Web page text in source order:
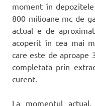
moment în
800 milioane mc de
actual e de
acoperit în cea mai
care este de aproape
completata prin
curent.
La momentul